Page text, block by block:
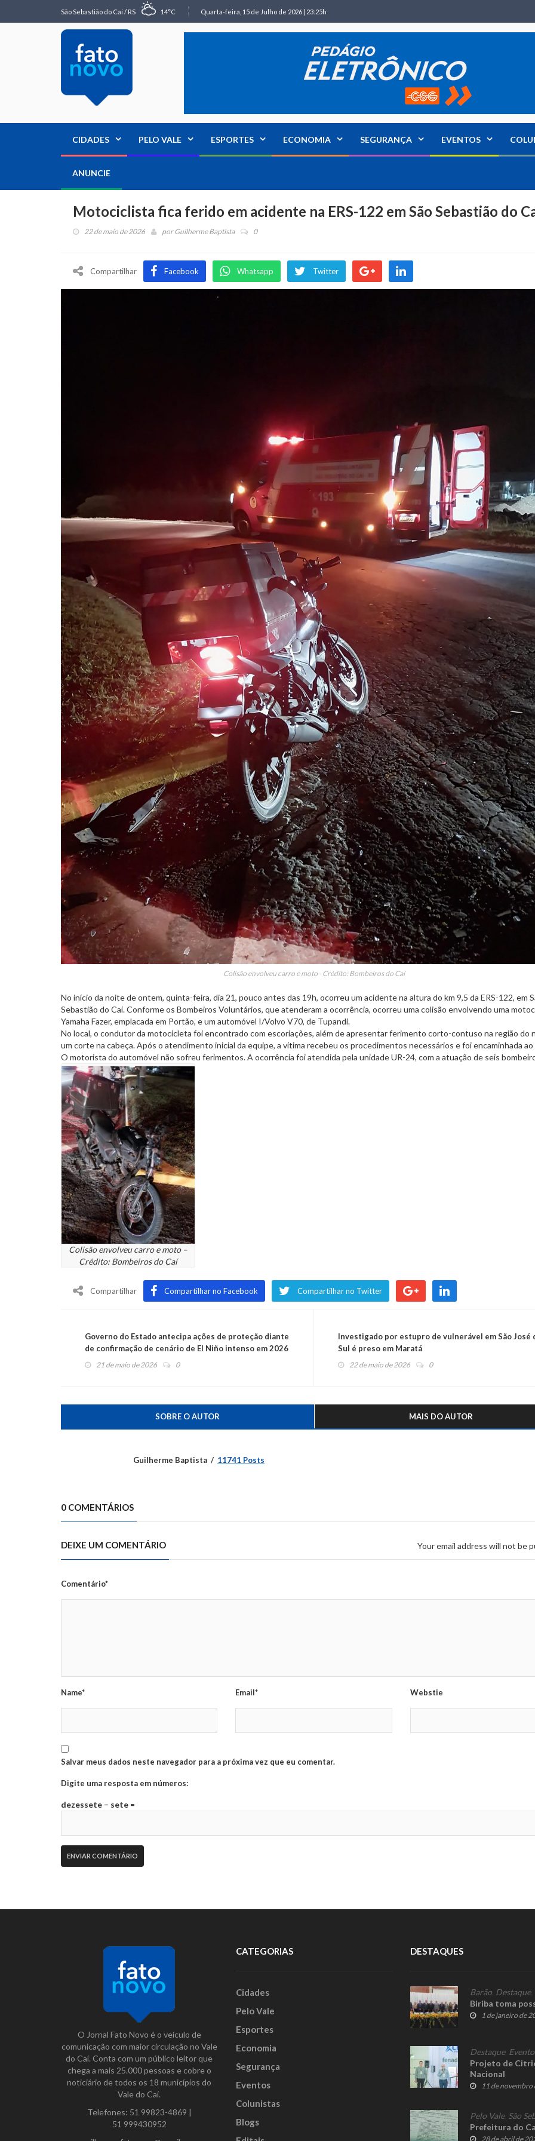
São Sebastião do Caí / RS 14°C Quarta-feira, 15 de Julho de 2026 | 23:25h
CIDADES PELO VALE ESPORTES ECONOMIA SEGURANÇA EVENTOS
ANUNCIE
Motociclista fica ferido em acidente na ERS-122 em São Sebastião do
22 de maio de 2026 porGuilherme Baptista 0
Compartilhar Facebook Whatsapp Twitter
Colisão envolveu carro e moto - Crédito: Bombeiros do Caí
No início da noite de ontem, quinta-feira, dia 21, pouco antes das 19h, ocorreu um acidente na altura do km 9,5 da ERS-122, em
Sebastião do Caí. Conforme os Bombeiros Voluntários, que atenderam a ocorrência, ocorreu uma colisão envolvendo uma
Yamaha Fazer, emplacada em Portão, e um automóvel I/Volvo V70, de Tupandi.
No local, o condutor da motocicleta foi encontrado com escoriações, além de apresentar ferimento corto-contuso na região do
um corte na cabeça. Após o atendimento inicial da equipe, a vítima recebeu os procedimentos necessários e foi encaminhada
O motorista do automóvel não sofreu ferimentos. A ocorrência foi atendida pela unidade UR-24, com a atuação de seis
Colisão envolveu carro e moto –
Crédito: Bombeiros do Caí
Compartilhar Compartilhar no Facebook Compartilhar no Twitter
Governo do Estado antecipa ações de proteção diante
de confirmação de cenário de El Niño intenso em 2026
21 de maio de 2026 0
Investigado por estupro de vulnerável em São José
Sul é preso em Maratá
22 de maio de 2026 0
SOBRE O AUTOR MAIS DO AUTOR
Guilherme Baptista 11741 Posts
0 COMENTÁRIOS
DEIXE UM COMENTÁRIO Your email address will not be
Comentário*
Name* Email* Webstie
Salvar meus dados neste navegador para a próxima vez que eu comentar.
Digite uma resposta em números:
dezessete − sete =
O Jornal Fato Novo é o veículo de
comunicação com maior circulação no Vale
do Caí. Conta com um público leitor que
chega a mais 25.000 pessoas e cobre o
noticiário de todos os 18 municípios do
Vale do Caí.
Telefones: 51 99823-4869 |
51 999430952
CATEGORIAS
Cidades
Pelo Vale
Esportes
Economia
Segurança
Eventos
Colunistas
Blogs
DESTAQUES
Barão Destaque,
Biriba toma
1 de janeiro de
Destaque,
Projeto de
Nacional
11 de novembro
Pelo Vale, São
Prefeitura do
28 de abril de